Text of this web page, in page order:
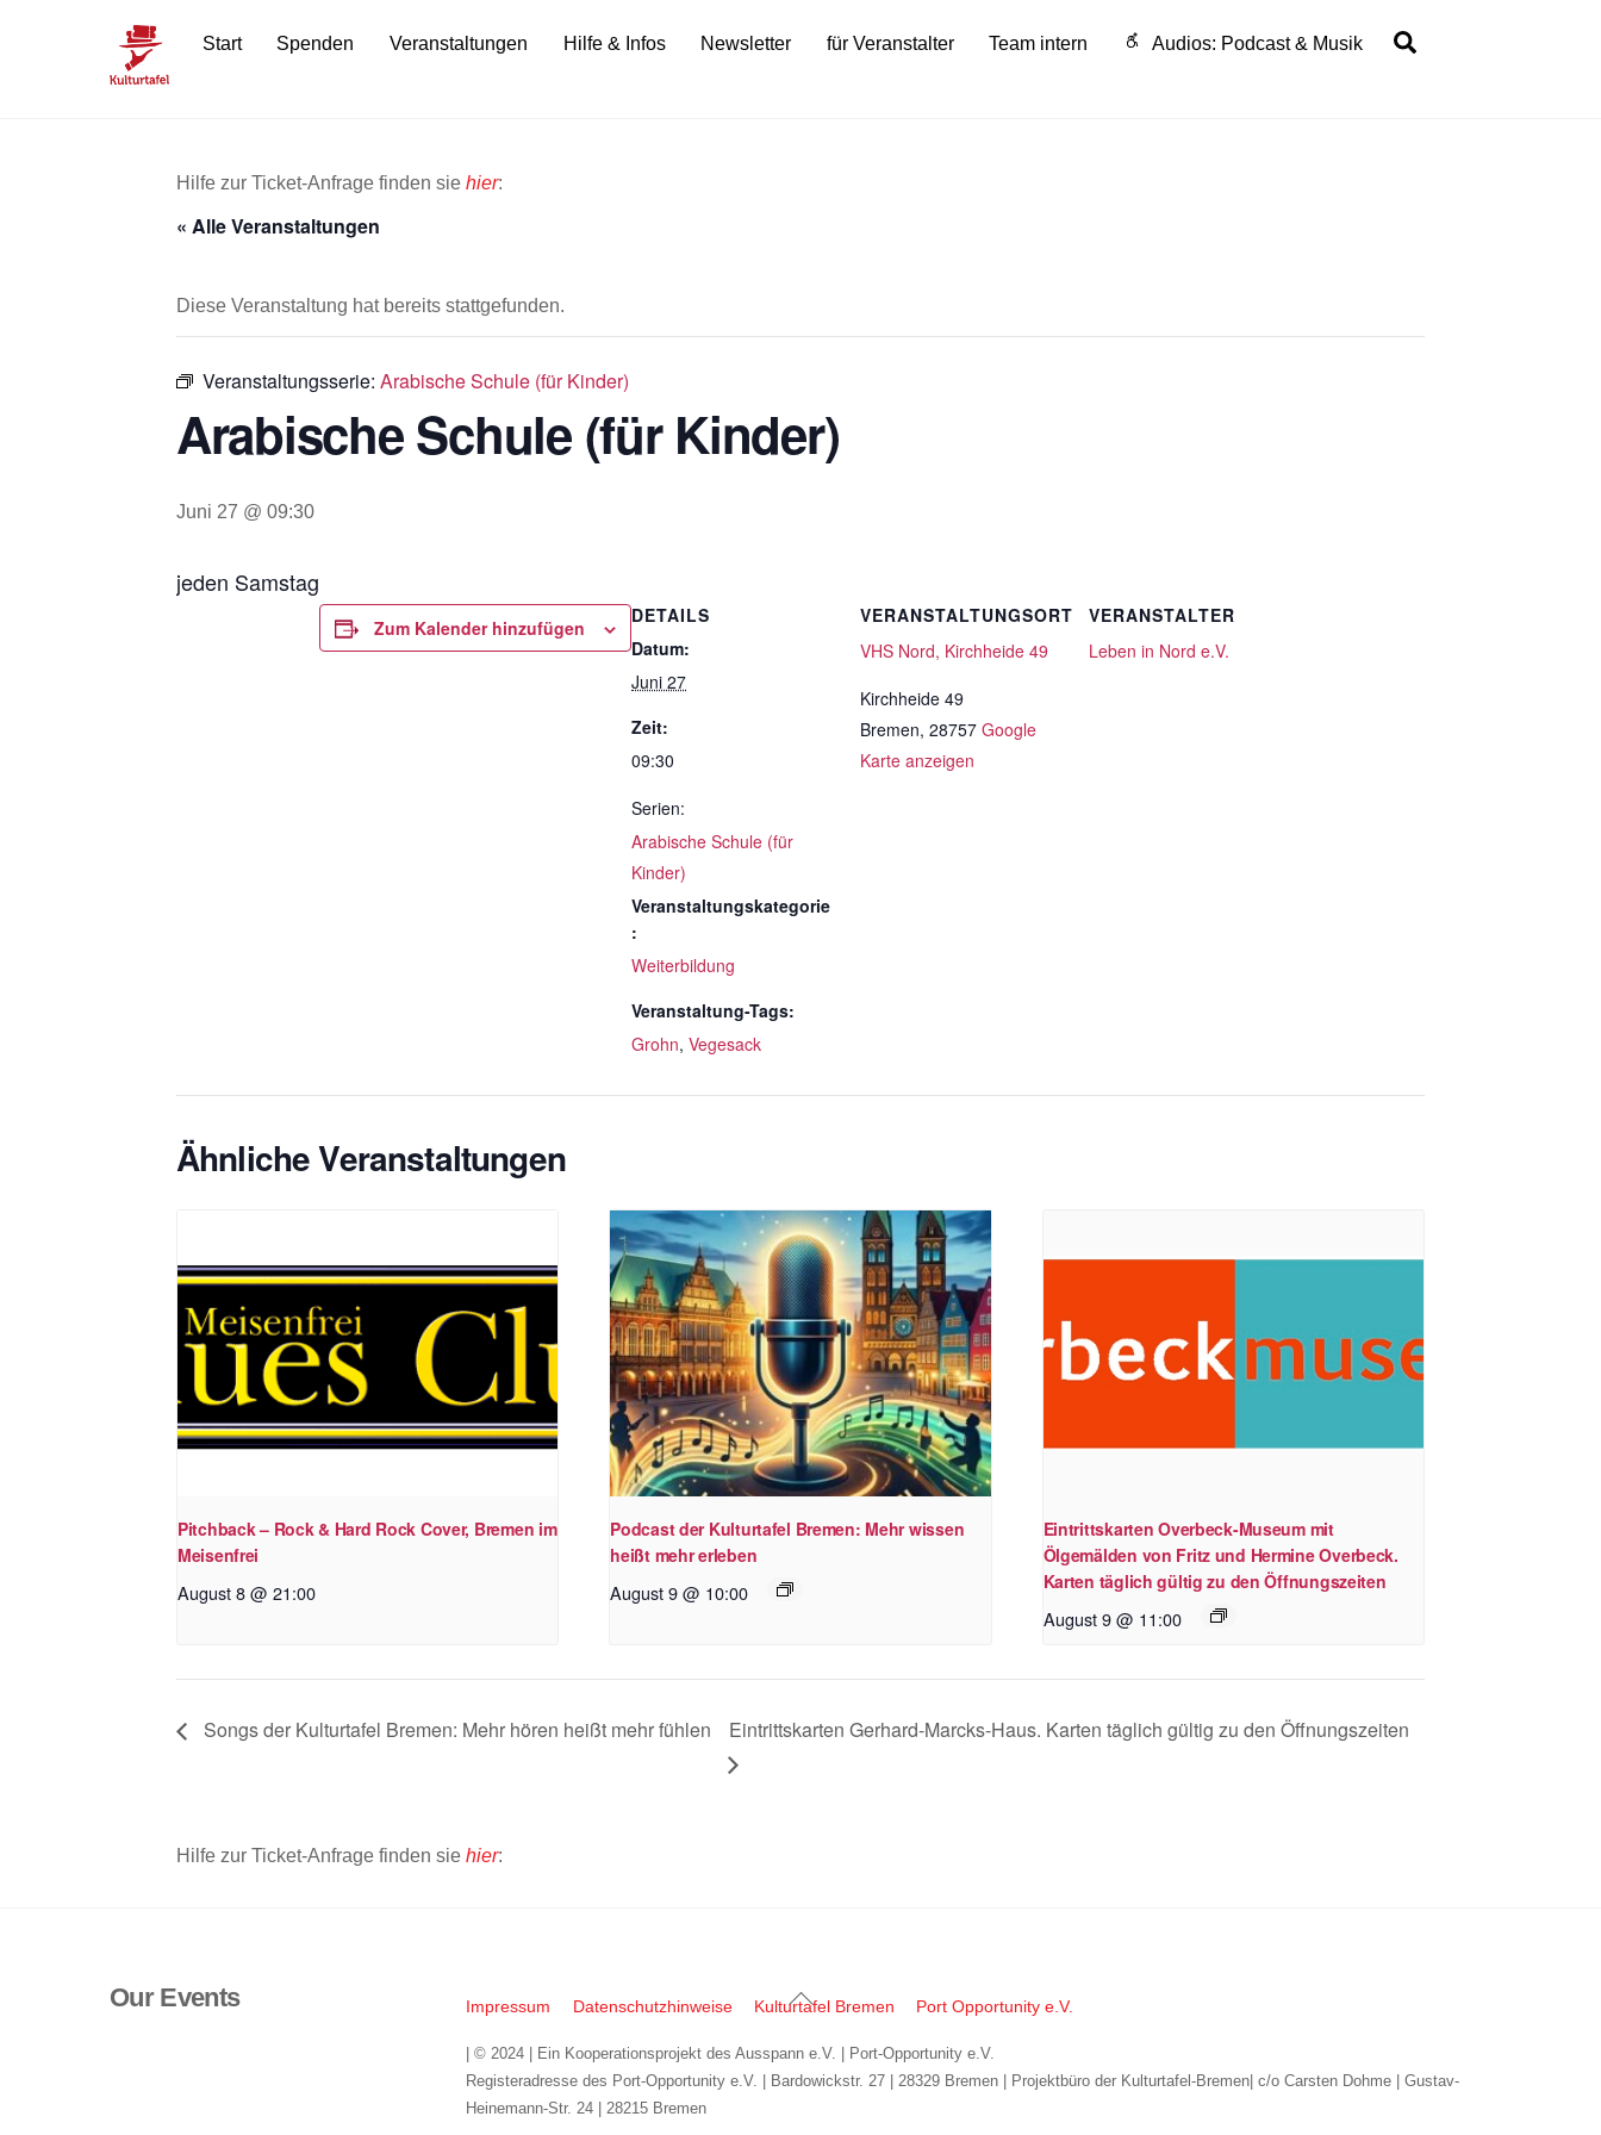
Start Spenden Veranstaltungen Hilfe & Infos Newsletter für Veranstalter Team intern Audios: Podcast & Musik
Hilfe zur Ticket-Anfrage finden sie hier:
« Alle Veranstaltungen
Diese Veranstaltung hat bereits stattgefunden.
Veranstaltungsserie: Arabische Schule (für Kinder)
Arabische Schule (für Kinder)
Juni 27 @ 09:30
jeden Samstag
Zum Kalender hinzufügen
DETAILS
Datum:
Juni 27
Zeit:
09:30
Serien:
Arabische Schule (für
Kinder)
Veranstaltungskategorie
:
Weiterbildung
Veranstaltung-Tags:
Grohn, Vegesack
VERANSTALTUNGSORT
VHS Nord, Kirchheide 49
Kirchheide 49
Bremen, 28757 Google
Karte anzeigen
VERANSTALTER
Leben in Nord e.V.
Ähnliche Veranstaltungen
Pitchback – Rock & Hard Rock Cover, Bremen im
Meisenfrei
August 8 @ 21:00
Podcast der Kulturtafel Bremen: Mehr wissen
heißt mehr erleben
August 9 @ 10:00
Eintrittskarten Overbeck-Museum mit
Ölgemälden von Fritz und Hermine Overbeck.
Karten täglich gültig zu den Öffnungszeiten
August 9 @ 11:00
Songs der Kulturtafel Bremen: Mehr hören heißt mehr fühlen Eintrittskarten Gerhard-Marcks-Haus. Karten täglich gültig zu den Öffnungszeiten
Hilfe zur Ticket-Anfrage finden sie hier:
Back
Top
Our Events Impressum Datenschutzhinweise Kulturtafel Bremen Port Opportunity e.V.
| © 2024 | Ein Kooperationsprojekt des Ausspann e.V. | Port-Opportunity e.V.
Registeradresse des Port-Opportunity e.V. | Bardowickstr. 27 | 28329 Bremen | Projektbüro der Kulturtafel-Bremen| c/o Carsten Dohme | Gustav-
Heinemann-Str. 24 | 28215 Bremen